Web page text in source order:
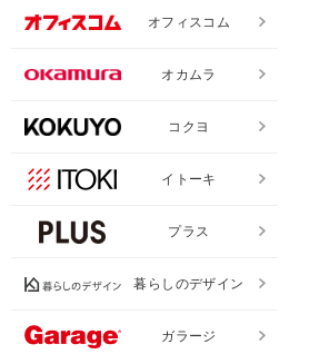
オフィスコム
オカムラ
コクヨ
イトーキ
プラス
暮らしのデザイン
ガラージ